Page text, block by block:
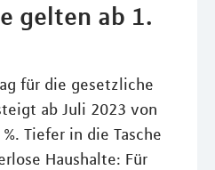
gelten ab 1.
für die gesetzliche
ab Juli 2023 von
Tiefer in die Tasche
Haushalte: Für